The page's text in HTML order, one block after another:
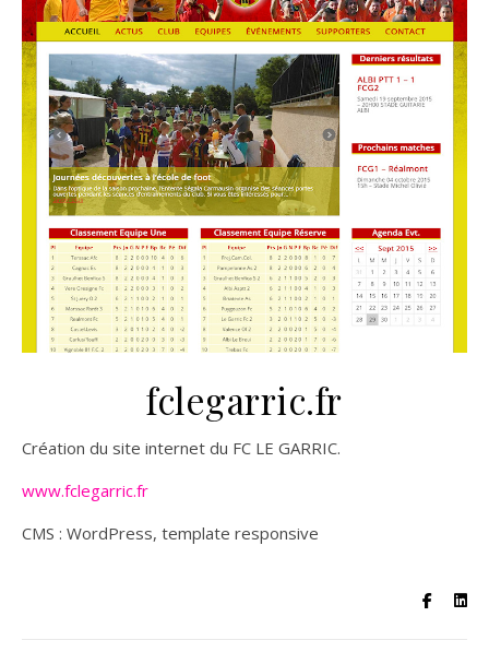
fclegarric.fr
Création du site internet du FC LE GARRIC.
www.fclegarric.fr
CMS : WordPress, template responsive